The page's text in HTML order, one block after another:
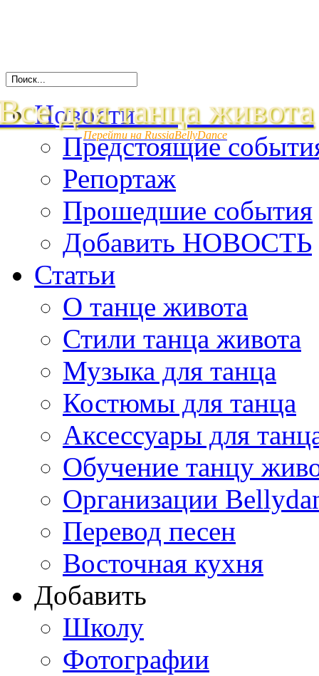
для танца живота
Перейти на RussiaBellyDance
Новости
Предстоящие
Репортаж
Прошедшие события
Добавить НОВОСТЬ
Статьи
О танце живота
Стили танца живота
Музыка для танца
Костюмы для танца
Аксессуары для
Обучение танцу
Организации
Перевод песен
Восточная кухня
Добавить
Школу
Фотографии